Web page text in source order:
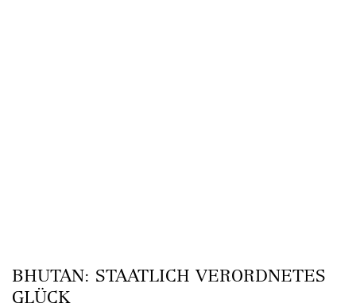
BHUTAN: STAATLICH VERORDNETES
GLÜCK